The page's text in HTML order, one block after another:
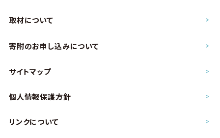
取材について
寄附のお申し込みについて
サイトマップ
個人情報保護方針
リンクについて